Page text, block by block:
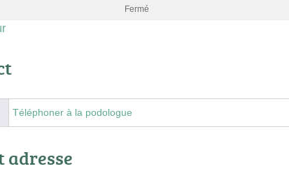
Fermé
Téléphoner à la podologue
adresse